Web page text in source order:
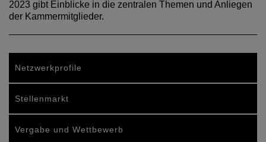
2023 gibt Einblicke in die zentralen Themen und Anliegen
der Kammermitglieder.
Netzwerkprofile
Stellenmarkt
Vergabe und Wettbewerb